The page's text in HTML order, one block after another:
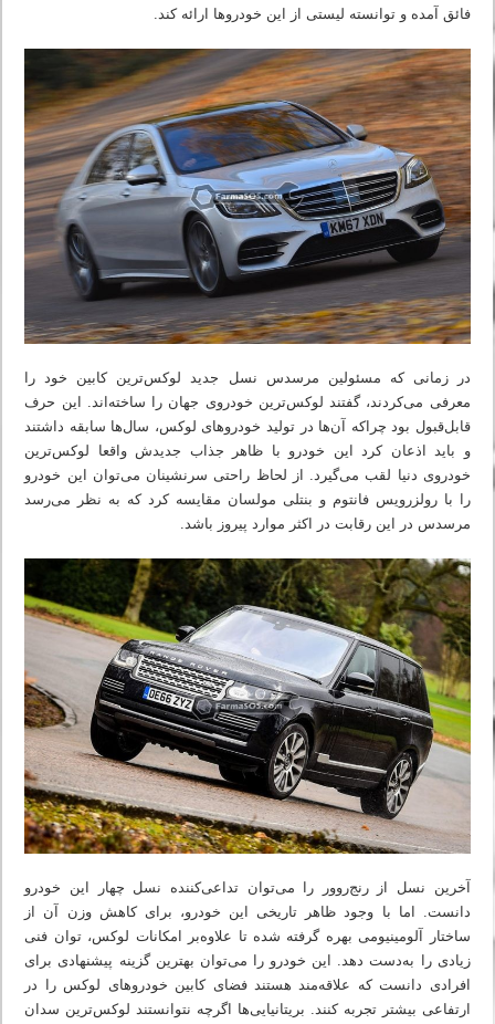
فائق آمده و توانسته لیستی از این خودروها ارائه کند.
در زمانی که مسئولین مرسدس‌ نسل جدید لوکس‌ترین کابین خود را
معرفی می‌کردند، گفتند لوکس‌ترین خودروی جهان را ساخته‌اند. این حرف
قابل‌قبول بود چراکه آن‌ها در تولید خودروهای لوکس، سال‌ها سابقه داشتند
و باید اذعان کرد این خودرو با ظاهر جذاب جدیدش واقعا لوکس‌ترین
خودروی دنیا لقب می‌گیرد. از لحاظ راحتی سرنشینان می‌توان این خودرو
را با رولزرویس فانتوم و بنتلی مولسان مقایسه کرد که به نظر می‌رسد
مرسدس در این رقابت در اکثر موارد پیروز باشد.
آخرین نسل از رنج‌روور را می‌توان تداعی‌کننده نسل چهار این خودرو
دانست. اما با وجود ظاهر تاریخی این خودرو، برای کاهش وزن آن از
ساختار آلومینیومی بهره‌ گرفته شده تا علاوه‌بر امکانات لوکس، توان فنی
زیادی را به‌دست دهد. این خودرو را می‌توان بهترین گزینه پیشنهادی برای
افرادی دانست که علاقه‌مند هستند فضای کابین خودروهای لوکس را در
ارتفاعی بیشتر تجربه کنند. بریتانیایی‌ها اگرچه نتوانستند لوکس‌ترین سدان